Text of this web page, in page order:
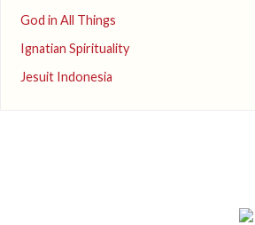
God in All Things
Ignatian Spirituality
Jesuit Indonesia